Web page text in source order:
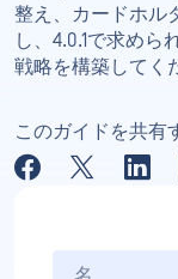
整え、カードホル
し、4.0.1で求めら
戦略を構築してく
このガイドを共有